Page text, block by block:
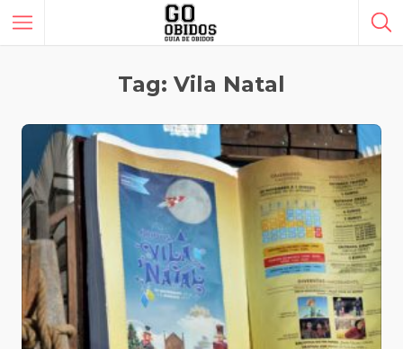
Tag: Vila Natal